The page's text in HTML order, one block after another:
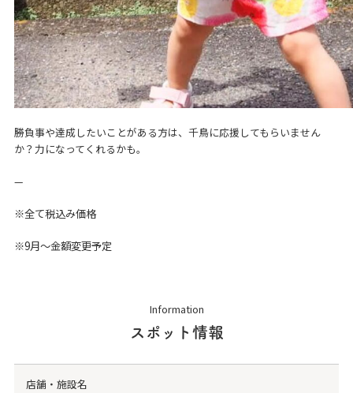
勝負事や達成したいことがある方は、千鳥に応援してもらいません
か？力になってくれるかも。
—
※全て税込み価格
※9月～金額変更予定
Information
スポット情報
店舗・施設名